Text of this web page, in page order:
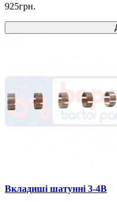
925грн.
Вкладиші шатунні 3-4B